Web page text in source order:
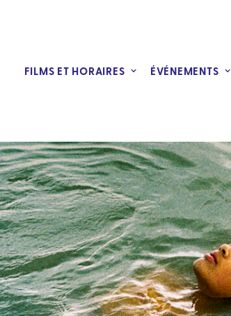
FILMS ET HORAIRES ÉVÉNEMENTS